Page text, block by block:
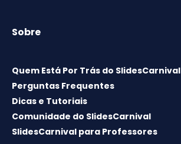
Sobre
Quem Está Por Trás do SlidesCarnival
Perguntas Frequentes
Dicas e Tutoriais
Comunidade do SlidesCarnival
SlidesCarnival para Professores